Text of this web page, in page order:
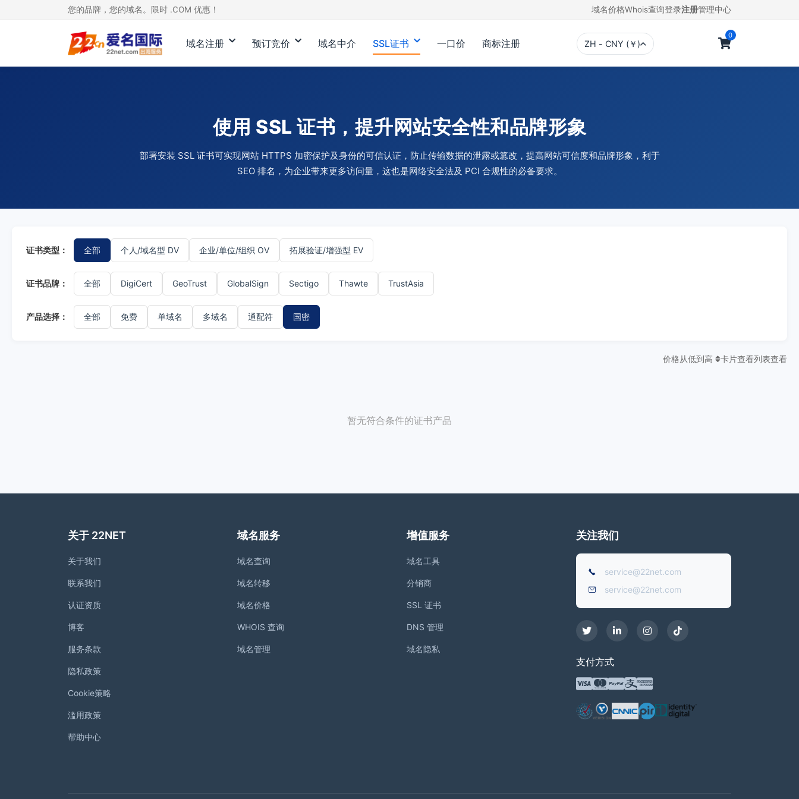
您的品牌，您的域名。限时 .COM 优惠！ 域名价格Whois查询登录注册管理中心
域名注册 预订竞价 域名中介 SSL证书 一口价 商标注册 ZH - CNY (￥)
0
使用 SSL 证书，提升网站安全性和品牌形象
部署安装 SSL 证书可实现网站 HTTPS 加密保护及身份的可信认证，防止传输数据的泄露或篡改，提高网站可信度和品牌形象，利于
SEO 排名，为企业带来更多访问量，这也是网络安全法及 PCI 合规性的必备要求。
证书类型： 全部 个人/域名型 DV 企业/单位/组织 OV 拓展验证/增强型 EV
证书品牌： 全部 DigiCert GeoTrust GlobalSign Sectigo Thawte TrustAsia
产品选择： 全部 免费 单域名 多域名 通配符 国密
价格从低到高 卡片查看列表查看
暂无符合条件的证书产品
关于 22NET
关于我们
联系我们
认证资质
博客
服务条款
隐私政策
Cookie策略
滥用政策
帮助中心
域名服务
域名查询
域名转移
域名价格
WHOIS 查询
域名管理
增值服务
域名工具
分销商
SSL 证书
DNS 管理
域名隐私
关注我们
service@22net.com
service@22net.com
支付方式